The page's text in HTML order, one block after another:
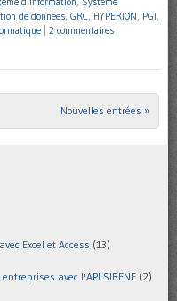
de données, GRC, HYPERION, PGI,
2 commentaires
Nouvelles entrées »
Excel et Access (13)
avec l'API SIRENE (2)